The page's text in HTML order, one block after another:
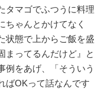
タマゴでふつうに料理
ちゃんとかけてなく
状態で上からご飯を盛
まってるんだけど』と
例をあげ、「そういう
ばOKって話なんです